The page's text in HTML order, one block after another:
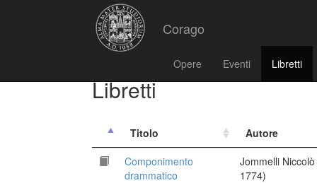
Corago
Opere Eventi Libretti
Libretti
Titolo
Autore
Componimento
drammatico
Jommelli
1774)